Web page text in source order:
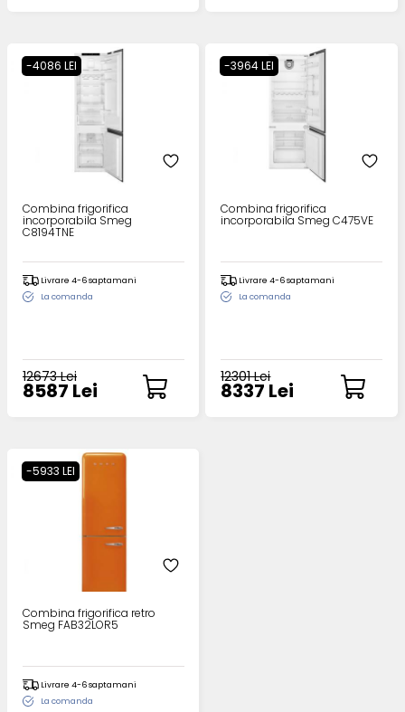
-4086 LEI
Combina frigorifica
incorporabila Smeg
C8194TNE
Livrare 4-6 saptamani
La comanda
12673 Lei
8587 Lei
-3964 LEI
Combina frigorifica
incorporabila Smeg C475VE
Livrare 4-6 saptamani
La comanda
12301 Lei
8337 Lei
-5933 LEI
Combina frigorifica retro
Smeg FAB32LOR5
Livrare 4-6 saptamani
La comanda